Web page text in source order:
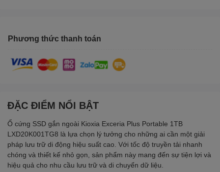
Phương thức thanh toán
ĐẶC ĐIỂM NỔI BẬT
Ổ cứng SSD gắn ngoài Kioxia Exceria Plus Portable 1TB
LXD20K001TG8 là lựa chọn lý tưởng cho những ai cần một giải
pháp lưu trữ di động hiệu suất cao. Với tốc độ truyền tải nhanh
chóng và thiết kế nhỏ gọn, sản phẩm này mang đến sự tiện lợi và
hiệu quả cho nhu cầu lưu trữ và di chuyển dữ liệu.